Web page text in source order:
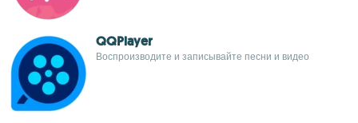
QQPlayer
Воспроизводите и записывайте песни и видео